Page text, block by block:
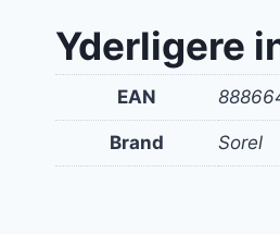
Yderligere
EAN
Brand Sorel